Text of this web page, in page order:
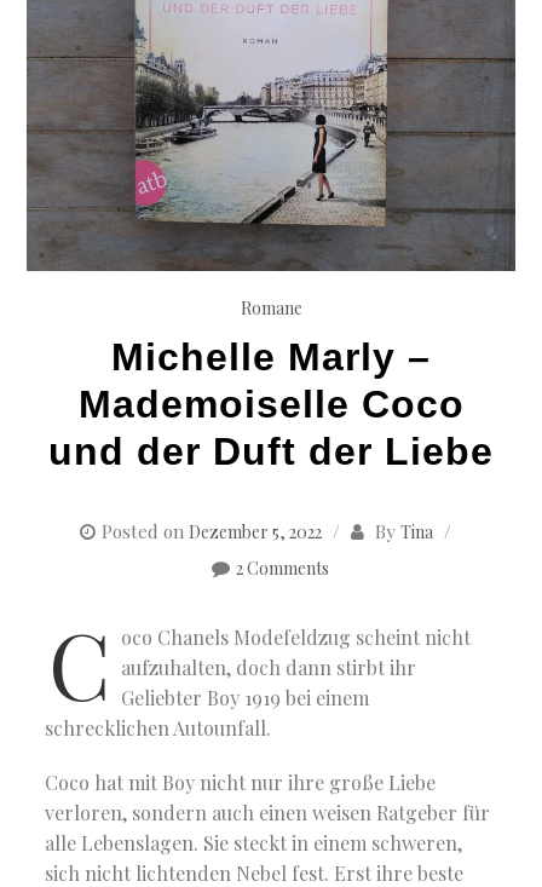
Romane
Michelle Marly –
Mademoiselle Coco
und der Duft der Liebe
Posted on Dezember 5, 2022 By Tina
2 Comments
C
oco Chanels Modefeldzug scheint nicht
aufzuhalten, doch dann stirbt ihr
Geliebter Boy 1919 bei einem
schrecklichen Autounfall.
Coco hat mit Boy nicht nur ihre große Liebe
verloren, sondern auch einen weisen Ratgeber für
alle Lebenslagen. Sie steckt in einem schweren,
sich nicht lichtenden Nebel fest. Erst ihre beste